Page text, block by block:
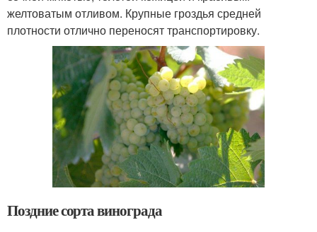
желтоватым отливом. Крупные гроздья средней
плотности отлично переносят транспортировку.
Поздние сорта винограда